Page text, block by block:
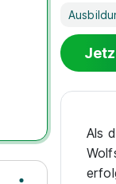
Als